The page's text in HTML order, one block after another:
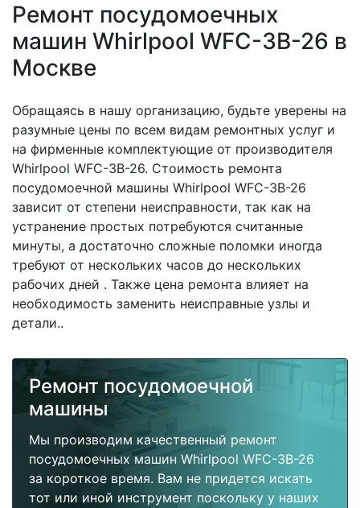
Ремонт посудомоечных
машин Whirlpool WFC-3B-26 в
Москве
Обращаясь в нашу организацию, будьте уверены на
разумные цены по всем видам ремонтных услуг и
на фирменные комплектующие от производителя
Whirlpool WFC-3B-26. Стоимость ремонта
посудомоечной машины Whirlpool WFC-3B-26
зависит от степени неисправности, так как на
устранение простых потребуются считанные
минуты, а достаточно сложные поломки иногда
требуют от нескольких часов до нескольких
рабочих дней . Также цена ремонта влияет на
необходимость заменить неисправные узлы и
детали..
Ремонт посудомоечной
машины
Мы производим качественный ремонт
посудомоечных машин Whirlpool WFC-3B-26
за короткое время. Вам не придется искать
тот или иной инструмент поскольку у наших